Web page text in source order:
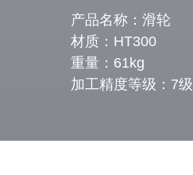
产品名称：滑轮
材质：HT300
重量：61kg
加工精度等级：7级